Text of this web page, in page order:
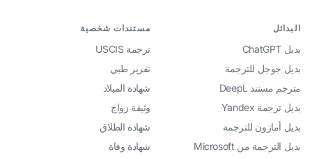
البدائل
بديل ChatGPT
بديل جوجل للترجمة
مترجم مستند DeepL
بديل ترجمة Yandex
بديل أمازون للترجمة
بديل الترجمة من Microsoft
مستندات شخصية
ترجمة USCIS
تقرير طبي
شهادة الميلاد
وثيقة زواج
شهادة الطلاق
شهادة وفاة